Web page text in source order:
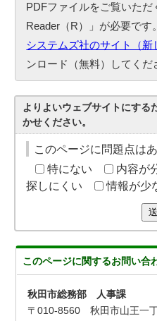
PDFファイルをご覧いただ
Reader（R）」が必要です
システムズ社のサイト（
ンロード（無料）してくだ
よりよいウェブサイトにする
かせください。
このページに問題点は
特にない
内容が
探しにくい
情報が少
このページに関するお問い合
秋田市総務部 人事課
〒010-8560 秋田市山王一